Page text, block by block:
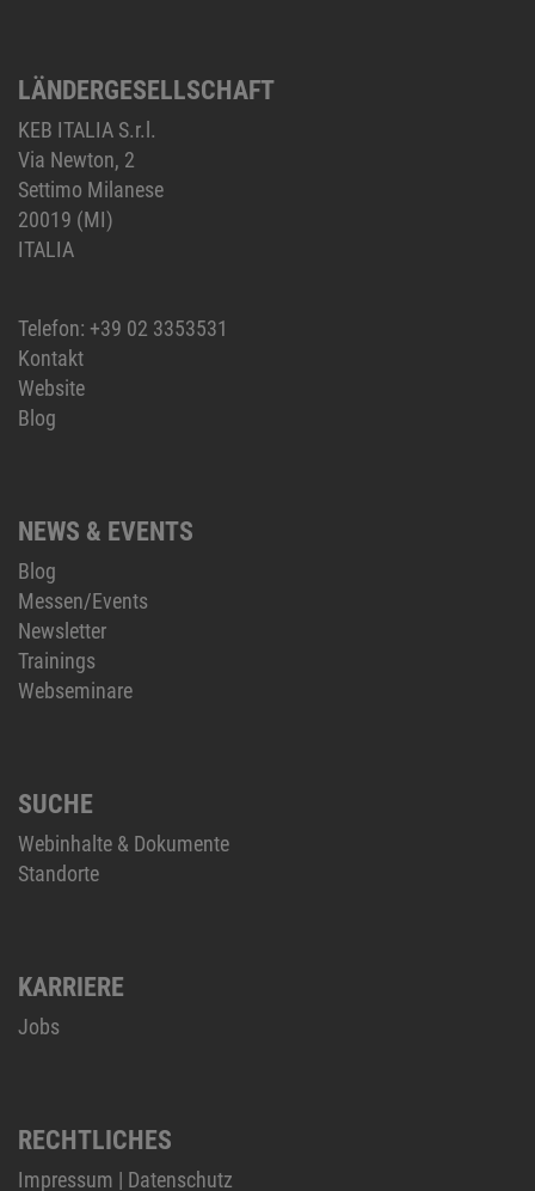
LÄNDERGESELLSCHAFT
KEB ITALIA S.r.l.
Via Newton, 2
Settimo Milanese
20019 (MI)
ITALIA
Telefon: +39 02 3353531
Kontakt
Website
Blog
NEWS & EVENTS
Blog
Messen/Events
Newsletter
Trainings
Webseminare
SUCHE
Webinhalte & Dokumente
Standorte
KARRIERE
Jobs
RECHTLICHES
Impressum | Datenschutz